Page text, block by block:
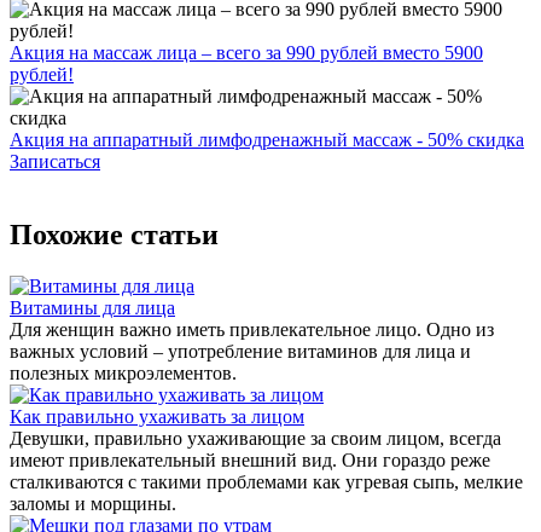
Акция на массаж лица – всего за 990 рублей вместо 5900
рублей!
Акция на аппаратный лимфодренажный массаж - 50% скидка
Записаться
Похожие статьи
Витамины для лица
Для женщин важно иметь привлекательное лицо. Одно из
важных условий – употребление витаминов для лица и
полезных микроэлементов.
Как правильно ухаживать за лицом
Девушки, правильно ухаживающие за своим лицом, всегда
имеют привлекательный внешний вид. Они гораздо реже
сталкиваются с такими проблемами как угревая сыпь, мелкие
заломы и морщины.